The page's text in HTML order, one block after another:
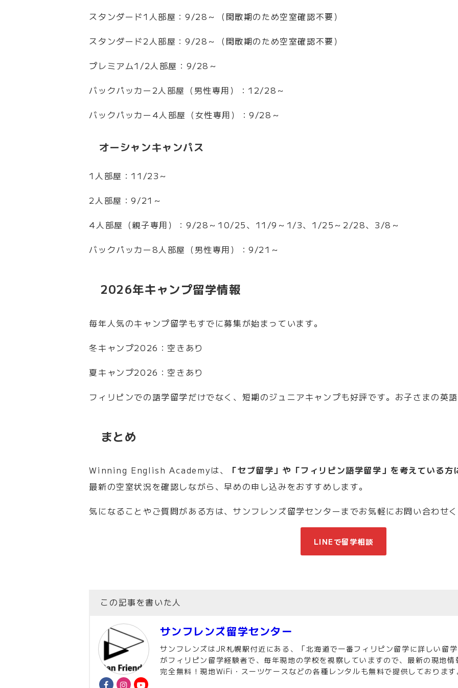
スタンダード1人部屋：9/28～（閑散期のため空室確認不要）
スタンダード2人部屋：9/28～（閑散期のため空室確認不要）
プレミアム1/2人部屋：9/28～
バックパッカー2人部屋（男性専用）：12/28～
バックパッカー4人部屋（女性専用）：9/28～
オーシャンキャンパス
1人部屋：11/23～
2人部屋：9/21～
4人部屋（親子専用）：9/28～10/25、11/9～1/3、1/25～2/28、3/8～
バックパッカー8人部屋（男性専用）：9/21～
2026年キャンプ留学情報
毎年人気のキャンプ留学もすでに募集が始まっています。
冬キャンプ2026：空きあり
夏キャンプ2026：空きあり
フィリピンでの語学留学だけでなく、短期のジュニアキャンプも好評です。お子さまの英
まとめ
Winning English Academyは、
「セブ留学」や「フィリピン語学留学」を考えている
最新の空室状況を確認しながら、早めの申し込みをおすすめします。
気になることやご質問がある方は、サンフレンズ留学センターまでお気軽にお問い合わせ
LINEで留学相談
この記事を書いた人
サンフレンズ留学センター
サンフレンズはJR札幌駅付近にある、「北海道で一番フィリピン留学に詳しい留
がフィリピン留学経験者で、毎年現地の学校を視察していますので、最新の現地
完全無料！現地WiFi・スーツケースなどの各種レンタルも無料で提供しておりま